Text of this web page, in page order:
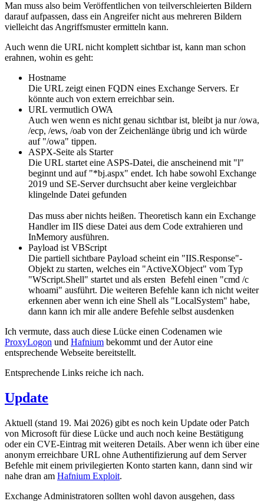
Man muss also beim Veröffentlichen von teilverschleierten Bildern
darauf aufpassen, dass ein Angreifer nicht aus mehreren Bildern
vielleicht das Angriffsmuster ermitteln kann.
Auch wenn die URL nicht komplett sichtbar ist, kann man schon
erahnen, wohin es geht:
Hostname
Die URL zeigt einen FQDN eines Exchange Servers. Er
könnte auch von extern erreichbar sein.
URL vermutlich OWA
Auch wen wenn es nicht genau sichtbar ist, bleibt ja nur /owa,
/ecp, /ews, /oab von der Zeichenlänge übrig und ich würde
auf "/owa" tippen.
ASPX-Seite als Starter
Die URL startet eine ASPS-Datei, die anscheinend mit "l"
beginnt und auf "*bj.aspx" endet. Ich habe sowohl Exchange
2019 und SE-Server durchsucht aber keine vergleichbar
klingelnde Datei gefunden
Das muss aber nichts heißen. Theoretisch kann ein Exchange
Handler im IIS diese Datei aus dem Code extrahieren und
InMemory ausführen.
Payload ist VBScript
Die partiell sichtbare Payload scheint ein "IIS.Response"-
Objekt zu starten, welches ein "ActiveXObject" vom Typ
"WScript.Shell" startet und als ersten Befehl einen "cmd /c
whoami" ausführt. Die weiteren Befehle kann ich nicht weiter
erkennen aber wenn ich eine Shell als "LocalSystem" habe,
dann kann ich mir alle andere Befehle selbst ausdenken
Ich vermute, dass auch diese Lücke einen Codenamen wie
ProxyLogon und Hafnium bekommt und der Autor eine
entsprechende Webseite bereitstellt.
Entsprechende Links reiche ich nach.
Update
Aktuell (stand 19. Mai 2026) gibt es noch kein Update oder Patch
von Microsoft für diese Lücke und auch noch keine Bestätigung
oder ein CVE-Eintrag mit weiteren Details. Aber wenn ich über eine
anonym erreichbare URL ohne Authentifizierung auf dem Server
Befehle mit einem privilegierten Konto starten kann, dann sind wir
nahe dran am Hafnium Exploit.
Exchange Administratoren sollten wohl davon ausgehen, dass